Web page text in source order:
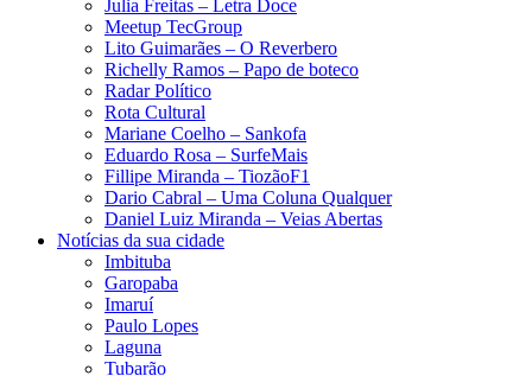
Julia Freitas​ – Letra Doce
Meetup TecGroup
Lito Guimarães – O Reverbero
Richelly Ramos​ – Papo de boteco
Radar Político
Rota Cultural
Mariane Coelho – Sankofa
Eduardo Rosa​ – SurfeMais
Fillipe Miranda – TiozãoF1
Dario Cabral – Uma Coluna Qualquer
Daniel Luiz Miranda – Veias Abertas
Notícias da sua cidade
Imbituba
Garopaba
Imaruí
Paulo Lopes
Laguna
Tubarão